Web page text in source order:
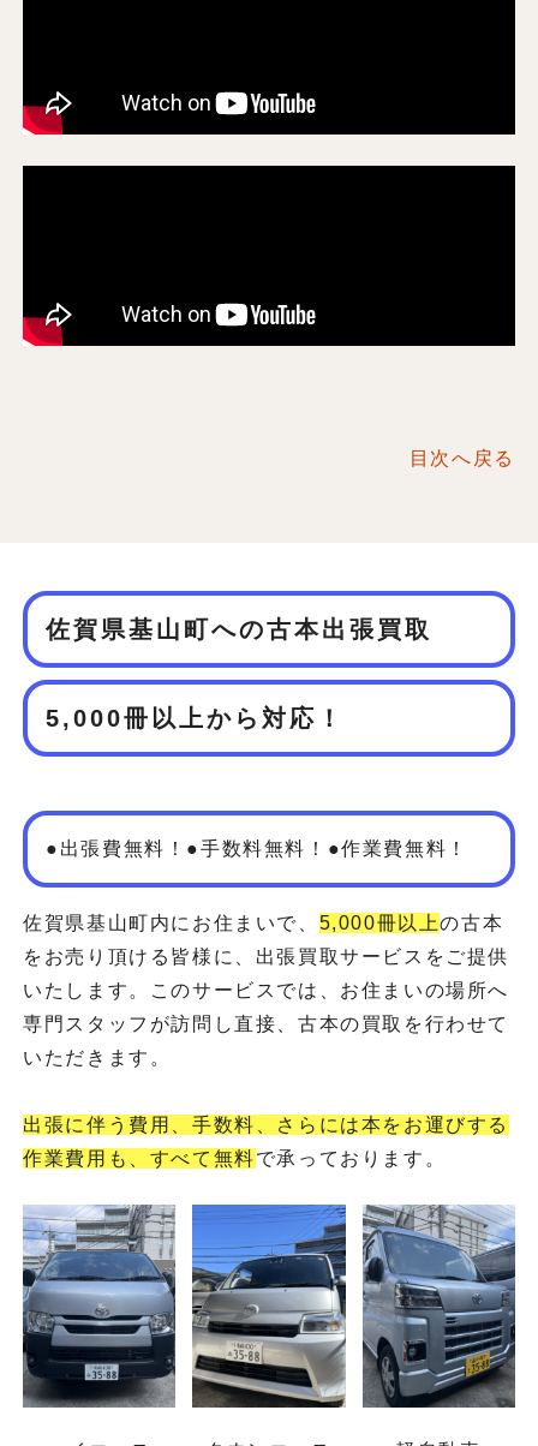
目次へ戻る
佐賀県基山町への古本出張買取
5,000冊以上から対応！
●出張費無料！●手数料無料！●作業費無料！
佐賀県基山町内にお住まいで、 5,000冊以上の古本
をお売り頂ける皆様に、出張買取サービスをご提供
いたします。このサービスでは、お住まいの場所へ
専門スタッフが訪問し直接、古本の買取を行わせて
いただきます。
出張に伴う費用、手数料、さらには本をお運びする
作業費用も、すべて無料で承っております。